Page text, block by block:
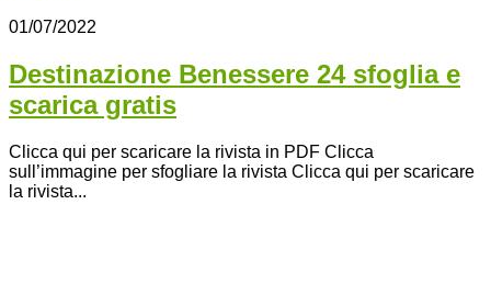
01/07/2022
Destinazione Benessere 24 sfoglia e
scarica gratis
Clicca qui per scaricare la rivista in PDF Clicca
sull’immagine per sfogliare la rivista Clicca qui per scaricare
la rivista...